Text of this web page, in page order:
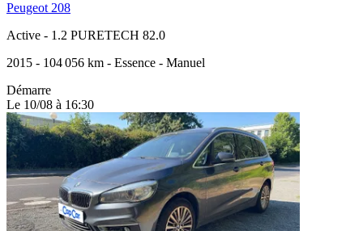
Peugeot 208
Active - 1.2 PURETECH 82.0
2015 - 104 056 km - Essence - Manuel
Démarre
Le 10/08 à 16:30